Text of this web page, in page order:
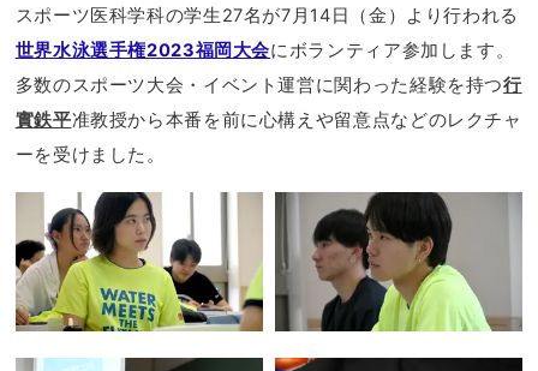
スポーツ医科学科の学生27名が7月14日（金）より行われる
世界水泳選手権2023福岡大会にボランティア参加します。
多数のスポーツ大会・イベント運営に関わった経験を持つ行
實鉄平准教授から本番を前に心構えや留意点などのレクチャ
ーを受けました。